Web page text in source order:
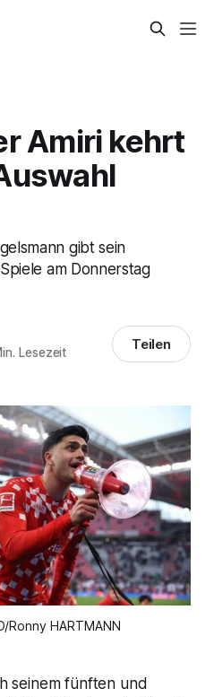
Amiri kehrt
gibt sein
am Donnerstag
Lesezeit Teilen
HARTMANN
seinem fünften und